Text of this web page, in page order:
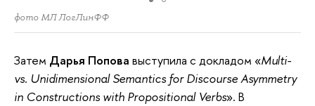
фото МЛ ЛогЛинФФ
Затем Дарья Попова выступила с докладом «Multi-
vs. Unidimensional Semantics for Discourse Asymmetry
in Constructions with Propositional Verbs». В